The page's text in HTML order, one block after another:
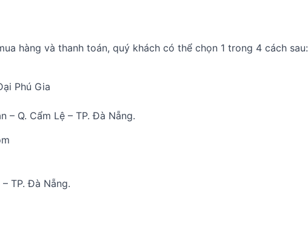
hàng và thanh toán, quý khách có thể chọn 1 trong 4 cách sau:
Phú Gia
– Q. Cẩm Lệ – TP. Đà Nẵng.
TP. Đà Nẵng.